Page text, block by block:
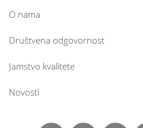
O nama
Društvena odgovornost
Jamstvo kvalitete
Novosti